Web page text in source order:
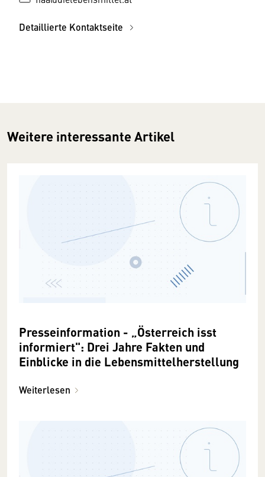
Detaillierte Kontaktseite
Weitere interessante Artikel
Presseinformation - „Österreich isst
informiert": Drei Jahre Fakten und
Einblicke in die Lebensmittelherstellung
Weiterlesen